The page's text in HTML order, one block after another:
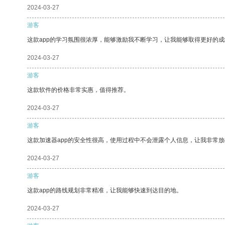
2024-03-27
游客
这款app的学习氛围很浓厚，能够激励我不断学习，让我能够取得更好的成
2024-03-27
游客
这款软件的价格非常实惠，值得推荐。
2024-03-27
游客
这款加速器app的安全性很高，使用过程中不会泄露个人信息，让我非常放
2024-03-27
游客
这款app的路线规划非常精准，让我能够快速到达目的地。
2024-03-27